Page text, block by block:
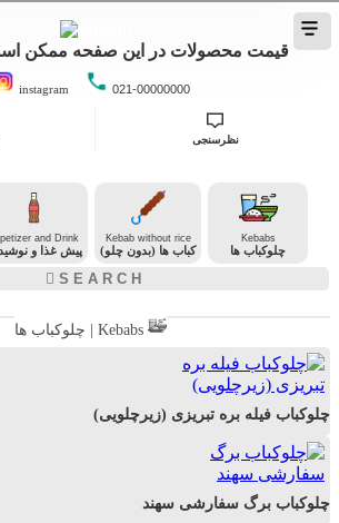
قیمت محصولات در این صفحه ممکن
instagram 021-00000000
نظرسنجی
Kebabs
چلوکباب ها
Kebab without rice
کباب ها (بدون چلو)
and Drink
پیش غذا و
چلوکباب ها | Kebabs
چلوکباب فیله بره تبریزی (زیرچلویی)
چلوکباب برگ سفارشی سهند